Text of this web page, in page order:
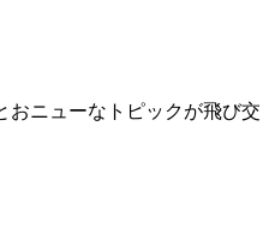
ニューなトピックが飛び交